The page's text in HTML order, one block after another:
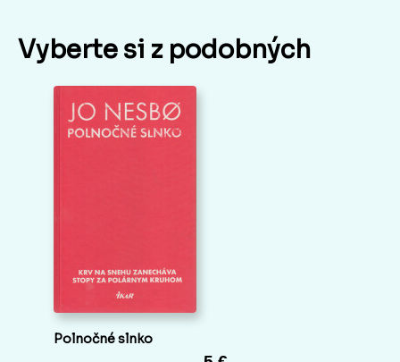
Vyberte si z podobných
Polnočné slnko